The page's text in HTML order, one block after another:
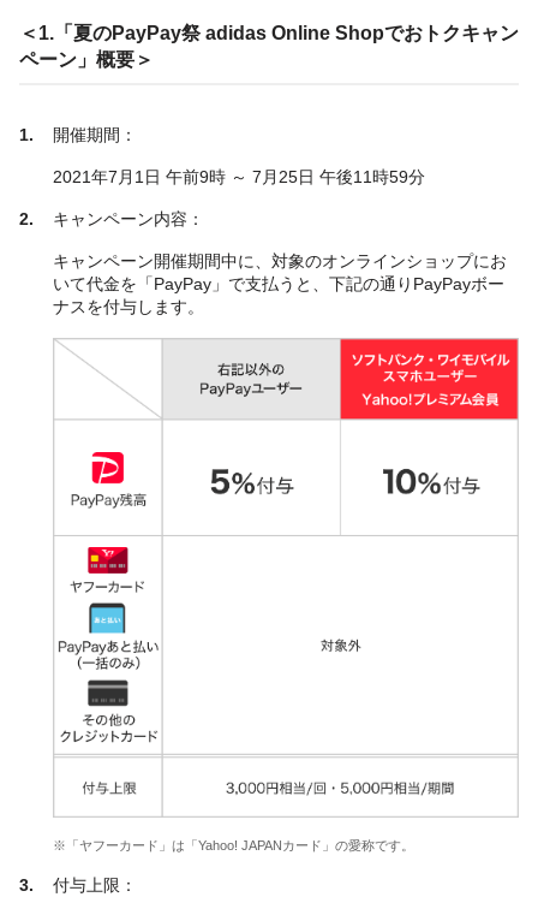
＜1.「夏のPayPay祭 adidas Online Shopでおトクキャン
ペーン」概要＞
開催期間：
2021年7月1日 午前9時 ～ 7月25日 午後11時59分
キャンペーン内容：
キャンペーン開催期間中に、対象のオンラインショップにお
いて代金を「PayPay」で支払うと、下記の通りPayPayボー
ナスを付与します。
※「ヤフーカード」は「Yahoo! JAPANカード」の愛称です。
付与上限：